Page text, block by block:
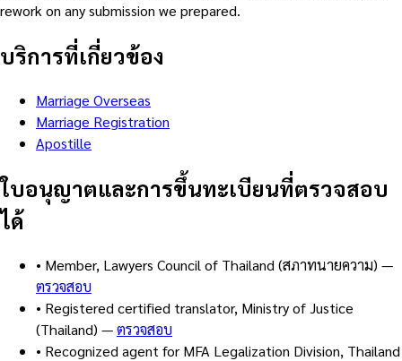
rework on any submission we prepared.
บริการที่เกี่ยวข้อง
Marriage Overseas
Marriage Registration
Apostille
ใบอนุญาตและการขึ้นทะเบียนที่ตรวจสอบ
ได้
• Member, Lawyers Council of Thailand (สภาทนายความ) —
ตรวจสอบ
• Registered certified translator, Ministry of Justice
(Thailand) —ตรวจสอบ
• Recognized agent for MFA Legalization Division, Thailand